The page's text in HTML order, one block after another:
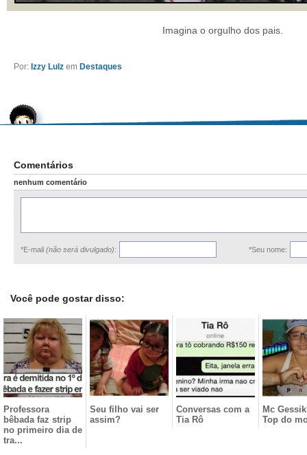
Imagina o orgulho dos pais.
Por: Izzy Lulz em Destaques
Comentários
nenhum comentário
*E-mail (não será divulgado): *Seu nome:
Você pode gostar disso:
Professora
bêbada faz strip
no primeiro dia de
tra...
Seu filho vai ser
assim?
Conversas com a
Tia Rô
Mc
Top do